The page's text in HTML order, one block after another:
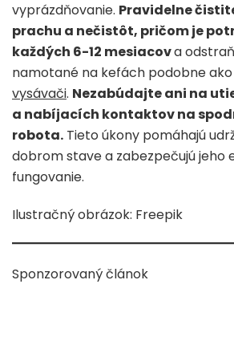
vyprázdňovanie. Pravidelne
prachu a nečistôt, pričom je
každých 6-12 mesiacova
namotané na kefách podobne
vysávači. Nezabúdajte ani na
a nabíjacích kontaktov na
robota. Tieto úkony pomáhajú
dobrom stave a zabezpečujú jeho
fungovanie.
Ilustračný obrázok: Freepik
Sponzorovaný článok